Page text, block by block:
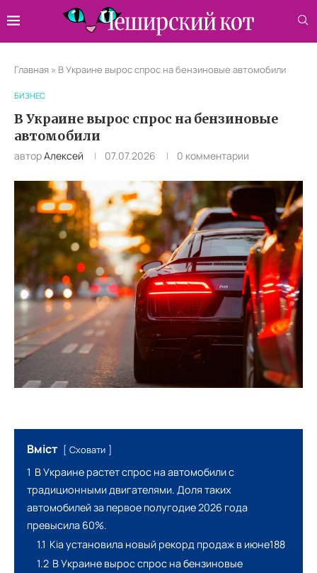
Главная » В Украине вырос спрос на бензиновые автомобили
БИЗНЕС
В Украине вырос спрос на бензиновые
автомобили
авторАлексей 07.07.2026 0 комментарии
Вміст Сховати
1 В Украине растет спрос на автомобили с
традиционными двигателями. Доля таких
автомобилей за первое полугодие 2026 года
превысила 60%.
1.1 Kia установила новый рекорд продаж в июне188
1.2 В Украине вырос спрос на бензиновые